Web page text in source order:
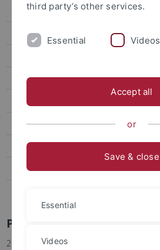
attempto online
Newsletter Uni Tübingen aktuell
Publikationen
Social Media
Videos
Podcasts
Personalia
Pressemitteilungen Archiv
20.08.2019
third party’s other services.
Essential Videos
Accept all
or
Save & close
Essential
Videos